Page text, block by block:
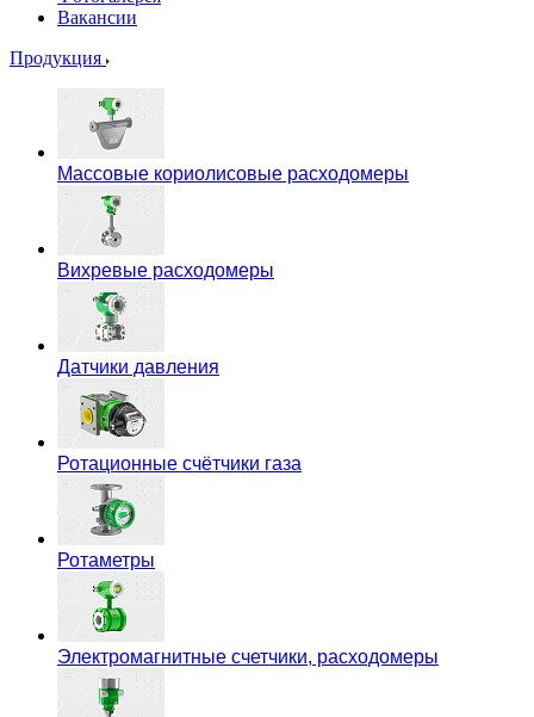
Вакансии
Продукция
Массовые кориолисовые расходомеры
Вихревые расходомеры
Датчики давления
Ротационные счётчики газа
Ротаметры
Электромагнитные счетчики, расходомеры